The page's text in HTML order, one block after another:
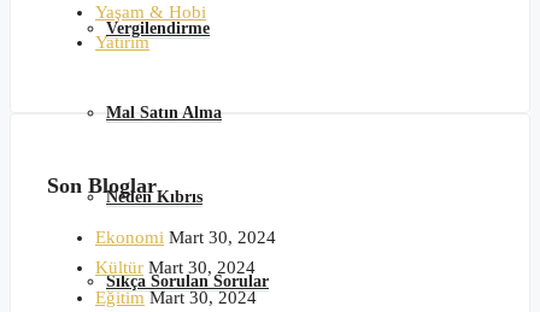
Vergilendirme
Mal Satın Alma
Neden Kıbrıs
Sıkça Sorulan Sorular
Yaşam & Hobi
Yatırım
Son Bloglar
Ekonomi Mart 30, 2024
Kültür Mart 30, 2024
Eğitim Mart 30, 2024